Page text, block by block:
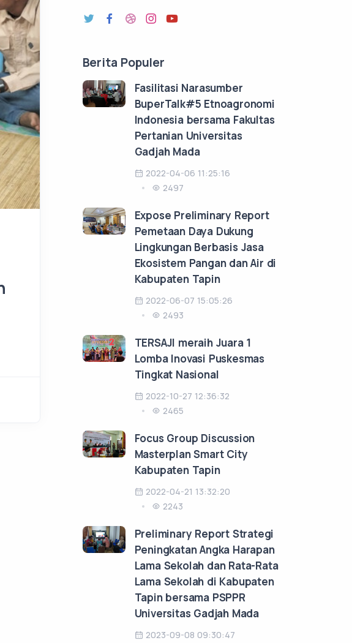
Berita Populer
Fasilitasi Narasumber
BuperTalk#5 Etnoagronomi
Indonesia bersama Fakultas
Pertanian Universitas
Gadjah Mada
2022-04-06 11:25:16
2497
Expose Preliminary Report
Pemetaan Daya Dukung
Lingkungan Berbasis Jasa
Ekosistem Pangan dan Air di
Kabupaten Tapin
2022-06-07 15:05:26
2493
TERSAJI meraih Juara 1
Lomba Inovasi Puskesmas
Tingkat Nasional
2022-10-27 12:36:32
2465
Focus Group Discussion
Masterplan Smart City
Kabupaten Tapin
2022-04-21 13:32:20
2243
Preliminary Report Strategi
Peningkatan Angka Harapan
Lama Sekolah dan Rata-Rata
Lama Sekolah di Kabupaten
Tapin bersama PSPPR
Universitas Gadjah Mada
2023-09-08 09:30:47